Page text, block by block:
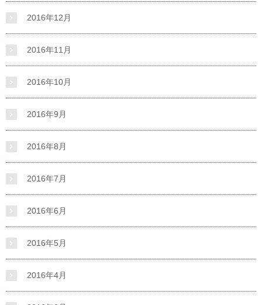
2016年12月
2016年11月
2016年10月
2016年9月
2016年8月
2016年7月
2016年6月
2016年5月
2016年4月